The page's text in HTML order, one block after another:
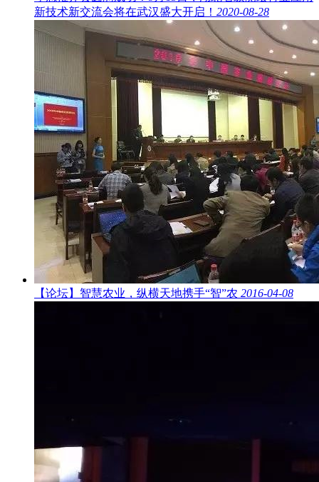
新技术新交流会将在武汉盛大开启！ 2020-08-28
【论坛】智慧农业，纵横天地携手“智”农 2016-04-08